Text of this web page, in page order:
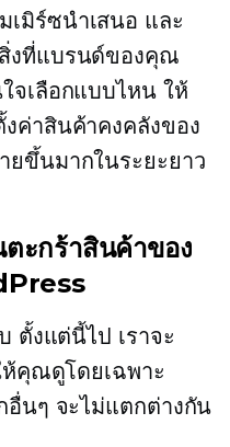
มิร์ซนำเสนอ และ
งที่แบรนด์ของคุณ
จเลือกแบบไหน ให้
ค่าสินค้าคงคลังของ
ยขึ้นมากในระยะยาว
ะกร้าสินค้าของ
ตั้งแต่นี้ไป เราจะ
ห้คุณดูโดยเฉพาะ
อื่นๆ จะไม่แตกต่างกัน